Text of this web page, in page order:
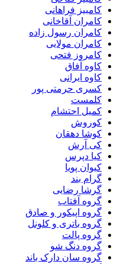
کامبیز فراهانی
کامران آقاخانی
کامران رسول زاده
کامران مولایی
کامروز فتحی
کاوه آفاق
کاوه ایرانی
کسری حرمتی پور
کلمست
کمیل احتشام
کوروش
کوشا دهقان
کی آرش
کیا دپرس
کیوان پویا
گرام بند
گرشا رضایی
گروه آفتاب
گروه اپیکور و صادق
گروه باتری و کلونل
گروه پالت
گروه دنگ شو
گروه سان دارک باند